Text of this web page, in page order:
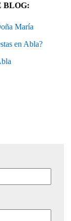
BLOG:
María
en Abla?